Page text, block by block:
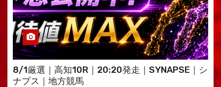
8/1厳選｜高知10R｜20:20発走｜SYNAPSE｜シ
ナプス｜地方競馬